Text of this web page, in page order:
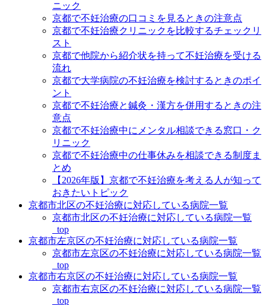
ニック
京都で不妊治療の口コミを見るときの注意点
京都で不妊治療クリニックを比較するチェックリ
スト
京都で他院から紹介状を持って不妊治療を受ける
流れ
京都で大学病院の不妊治療を検討するときのポイ
ント
京都で不妊治療と鍼灸・漢方を併用するときの注
意点
京都で不妊治療中にメンタル相談できる窓口・ク
リニック
京都で不妊治療中の仕事休みを相談できる制度ま
とめ
【2026年版】京都で不妊治療を考える人が知って
おきたいトピック
京都市北区の不妊治療に対応している病院一覧
京都市北区の不妊治療に対応している病院一覧
_top
京都市左京区の不妊治療に対応している病院一覧
京都市左京区の不妊治療に対応している病院一覧
_top
京都市右京区の不妊治療に対応している病院一覧
京都市右京区の不妊治療に対応している病院一覧
_top